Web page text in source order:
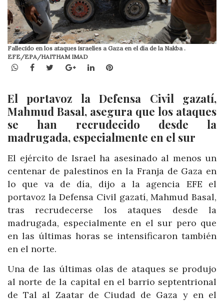
Fallecido en los ataques israelíes a Gaza en el día de la Nakba .
EFE/EPA/HAITHAM IMAD
WhatsApp
Facebook
TwitterGoogle+LinkedInPinterest
El portavoz la Defensa Civil gazatí,
Mahmud Basal, asegura que los ataques
se han recrudecido desde la
madrugada, especialmente en el sur
El ejército de Israel ha asesinado al menos un
centenar de palestinos en la Franja de Gaza en
lo que va de día, dijo a la agencia EFE el
portavoz la Defensa Civil gazatí, Mahmud Basal,
tras recrudecerse los ataques desde la
madrugada, especialmente en el sur pero que
en las últimas horas se intensificaron también
en el norte.
Una de las últimas olas de ataques se produjo
al norte de la capital en el barrio septentrional
de Tal al Zaatar de Ciudad de Gaza y en el